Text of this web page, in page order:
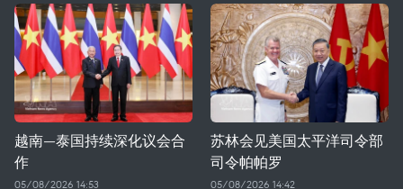
越南—泰国持续深化议会合
作
05/08/2026 14:53
苏林会见美国太平洋司令部
司令帕帕罗
05/08/2026 14:42